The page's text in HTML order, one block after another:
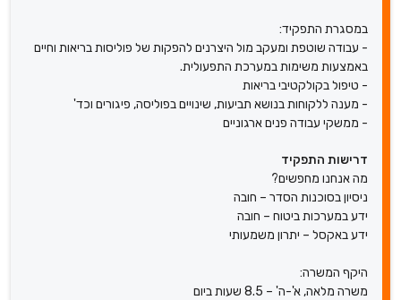
במסגרת התפקיד:
- עבודה שוטפת ומעקב מול היצרנים להפקות של פוליסות בריאות וחיים
באמצעות משימות במערכת התפעולית.
- טיפול בקולקטיבי בריאות
- מענה ללקוחות בנושא תביעות, שינויים בפוליסה, פיגורים וכד'
- ממשקי עבודה פנים ארגוניים
דרישות התפקיד
מה אנחנו מחפשים?
ניסיון בסוכנות הסדר – חובה
ידע במערכות ביטוח – חובה
ידע באקסל – יתרון משמעותי
היקף המשרה:
משרה מלאה, א'-ה' – 8.5 שעות ביום